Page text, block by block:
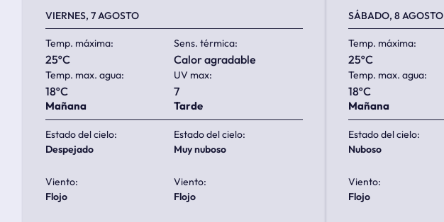
VIERNES, 7 AGOSTO
Temp. máxima:
25ºC
Sens. térmica:
calor agradable
Temp. max. agua:
18ºC
UV max:
7
Mañana
Estado del cielo:
despejado
Viento:
flojo
Tarde
Estado del cielo:
muy nuboso
Viento:
flojo
SÁBADO, 8 AGOSTO
Temp. máxima:
25ºC
Temp. max. agua:
18ºC
Mañana
Estado del cielo:
nuboso
Viento:
flojo